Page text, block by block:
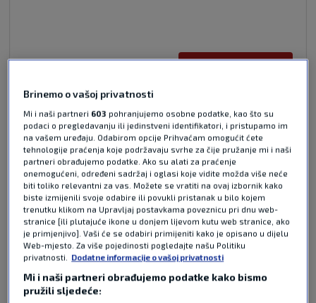
Pošalji
NAJČITANIJE VIJESTI - NOGOMET
Brinemo o vašoj privatnosti
Mi i naši partneri 603 pohranjujemo osobne podatke, kao što su
podaci o pregledavanju ili jedinstveni identifikatori, i pristupamo im
na vašem uređaju. Odabirom opcije Prihvaćam omogućit ćete
tehnologije praćenja koje podržavaju svrhe za čije pružanje mi i naši
partneri obrađujemo podatke. Ako su alati za praćenje
onemogućeni, određeni sadržaj i oglasi koje vidite možda više neće
biti toliko relevantni za vas. Možete se vratiti na ovaj izbornik kako
biste izmijenili svoje odabire ili povukli pristanak u bilo kojem
trenutku klikom na Upravljaj postavkama poveznicu pri dnu web-
stranice [ili plutajuće ikone u donjem lijevom kutu web stranice, ako
je primjenjivo]. Vaši će se odabiri primijeniti kako je opisano u dijelu
Web-mjesto. Za više pojedinosti pogledajte našu Politiku
privatnosti. Dodatne informacije o vašoj privatnosti
Mi i naši partneri obrađujemo podatke kako bismo
pružili sljedeće: